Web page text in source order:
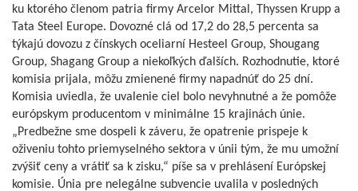
ku ktorého členom patria firmy Arcelor Mittal, Thyssen Krupp a
Tata Steel Europe. Dovozné clá od 17,2 do 28,5 percenta sa
týkajú dovozu z čínskych oceliarní Hesteel Group, Shougang
Group, Shagang Group a niekoľkých ďalších. Rozhodnutie, ktoré
komisia prijala, môžu zmienené firmy napadnúť do 25 dní.
Komisia uviedla, že uvalenie ciel bolo nevyhnutné a že pomôže
európskym producentom v minimálne 15 krajinách únie.
„Predbežne sme dospeli k záveru, že opatrenie prispeje k
oživeniu tohto priemyselného sektora v únii tým, že mu umožní
zvýšiť ceny a vrátiť sa k zisku,“ píše sa v prehlásení Európskej
komisie. Únia pre nelegálne subvencie uvalila v posledných